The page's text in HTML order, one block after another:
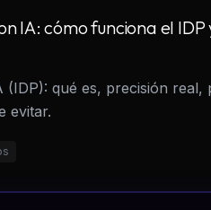
IA: cómo funciona el IDP
qué es, precisión real,
evitar.